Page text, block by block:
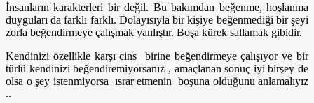
İnsanların karakterleri bir değil. Bu bakımdan beğenme, hoşlanma
duyguları da farklı farklı. Dolayısıyla bir kişiye beğenmediği bir şeyi
zorla beğendirmeye çalışmak yanlıştır. Boşa kürek sallamak gibidir.
Kendinizi özellikle karşı cins birine beğendirmeye çalışıyor ve bir
türlü kendinizi beğendiremiyorsanız , amaçlanan sonuç iyi birşey de
olsa o şey istenmiyorsa ısrar etmenin boşuna olduğunu anlamalıyız
..